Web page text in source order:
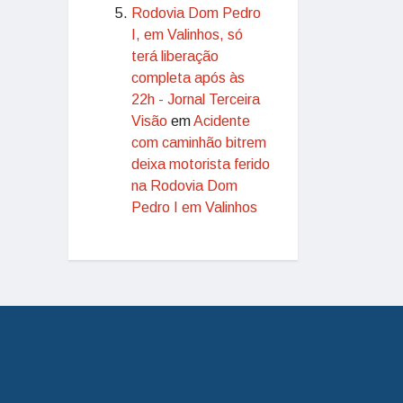
Rodovia Dom Pedro
I, em Valinhos, só
terá liberação
completa após às
22h - Jornal Terceira
Visão emAcidente
com caminhão bitrem
deixa motorista ferido
na Rodovia Dom
Pedro I em Valinhos